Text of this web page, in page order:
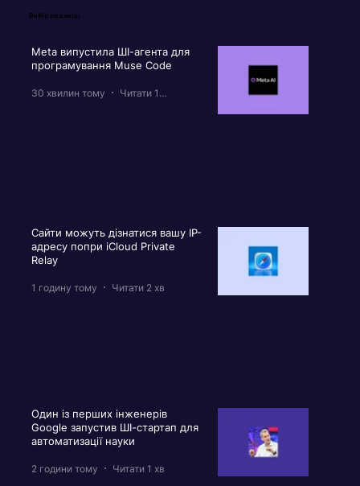
Вибір редакції
Meta випустила ШІ-агента для
програмування Muse Code
30 хвилин тому Читати 1 хв
Сайти можуть дізнатися вашу IP-
адресу попри iCloud Private
Relay
1 годину тому Читати 2 хв
Один із перших інженерів
Google запустив ШІ-стартап для
автоматизації науки
2 години тому Читати 1 хв